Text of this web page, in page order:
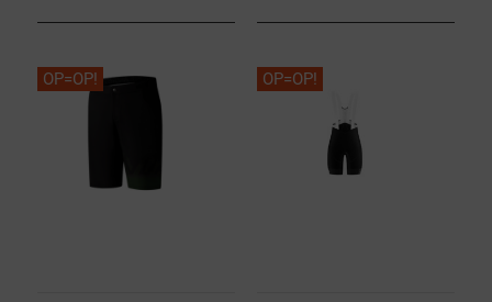
OP=OP! OP=OP!